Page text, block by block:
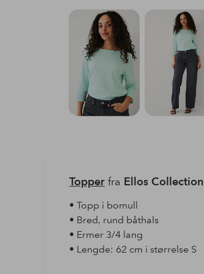
Topperfra Ellos Collection
• Topp i bomull
• Bred, rund båthals
• Ermer 3/4 lang
• Lengde: 62 cm i størrelse S